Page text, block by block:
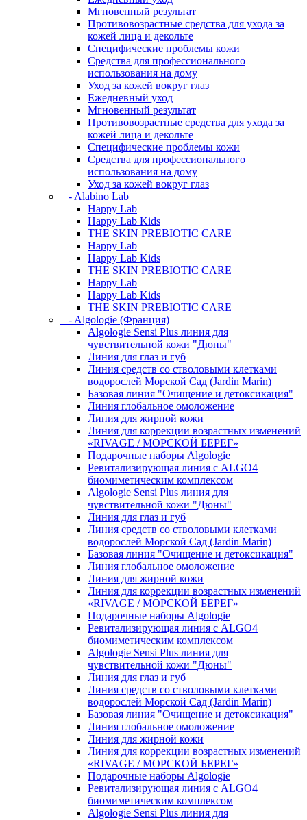
Мгновенный результат
Противовозрастные средства для ухода за
кожей лица и декольте
Специфические проблемы кожи
Средства для профессионального
использования на дому
Уход за кожей вокруг глаз
Ежедневный уход
Мгновенный результат
Противовозрастные средства для ухода за
кожей лица и декольте
Специфические проблемы кожи
Средства для профессионального
использования на дому
Уход за кожей вокруг глаз
- Alabino Lab
Happy Lab
Happy Lab Kids
THE SKIN PREBIOTIC CARE
Happy Lab
Happy Lab Kids
THE SKIN PREBIOTIC CARE
Happy Lab
Happy Lab Kids
THE SKIN PREBIOTIC CARE
- Algologie (Франция)
Algologie Sensi Plus линия для
чувcтвительной кожи "Дюны"
Линия для глаз и губ
Линия средств со стволовыми клетками
водорослей Морской Сад (Jardin Marin)
Базовая линия "Очищение и детоксикация"
Линия глобальное омоложение
Линия для жирной кожи
Линия для коррекции возрастных изменений
«RIVAGE / МОРСКОЙ БЕРЕГ»
Подарочные наборы Algologie
Ревитализирующая линия с ALGO4
биомиметическим комплексом
Algologie Sensi Plus линия для
чувcтвительной кожи "Дюны"
Линия для глаз и губ
Линия средств со стволовыми клетками
водорослей Морской Сад (Jardin Marin)
Базовая линия "Очищение и детоксикация"
Линия глобальное омоложение
Линия для жирной кожи
Линия для коррекции возрастных изменений
«RIVAGE / МОРСКОЙ БЕРЕГ»
Подарочные наборы Algologie
Ревитализирующая линия с ALGO4
биомиметическим комплексом
Algologie Sensi Plus линия для
чувcтвительной кожи "Дюны"
Линия для глаз и губ
Линия средств со стволовыми клетками
водорослей Морской Сад (Jardin Marin)
Базовая линия "Очищение и детоксикация"
Линия глобальное омоложение
Линия для жирной кожи
Линия для коррекции возрастных изменений
«RIVAGE / МОРСКОЙ БЕРЕГ»
Подарочные наборы Algologie
Ревитализирующая линия с ALGO4
биомиметическим комплексом
Algologie Sensi Plus линия для